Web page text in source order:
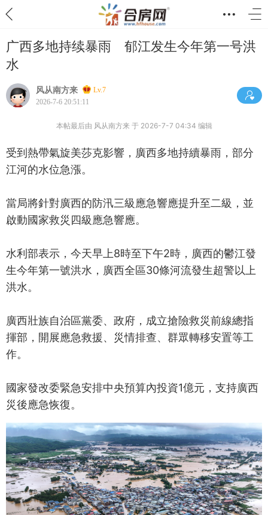
广西多地持续暴雨 郁江发生今年第一号洪
水
风从南方来
Lv.7
2026-7-6 20:51:11
本帖最后由 风从南方来 于 2026-7-7 04:34 编辑
受到熱帶氣旋美莎克影響，廣西多地持續暴雨，部分
江河的水位急漲。
當局將針對廣西的防汛三級應急響應提升至二級，並
啟動國家救災四級應急響應。
水利部表示，今天早上8時至下午2時，廣西的鬱江發
生今年第一號洪水，廣西全區30條河流發生超警以上
洪水。
廣西壯族自治區黨委、政府，成立搶險救災前線總指
揮部，開展應急救援、災情排查、群眾轉移安置等工
作。
國家發改委緊急安排中央預算內投資1億元，支持廣西
災後應急恢復。